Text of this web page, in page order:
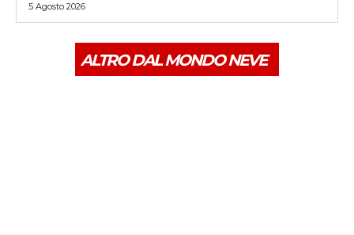
5 Agosto 2026
ALTRO DAL MONDO NEVE